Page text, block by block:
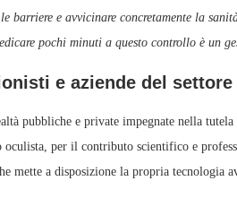
barriere e avvicinare concretamente la
pochi minuti a questo controllo è un
e aziende del settore
pubbliche e private impegnate nella
oculista, per il contributo scientifico e
mette a disposizione la propria tecnologia